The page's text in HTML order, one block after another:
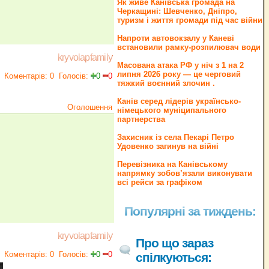
kryvolapfamily
Коментарів: 0 Голосів: 0 0
Оголошення
kryvolapfamily
Коментарів: 0 Голосів: 0 0
Як живе Канівська громада на
Черкащині: Шевченко, Дніпро,
туризм і життя громади під час війни
Напроти автовокзалу у Каневі
встановили рамку-розпилювач води
Масована атака РФ у ніч з 1 на 2
липня 2026 року — це черговий
тяжкий воєнний злочин .
Канів серед лідерів українсько-
німецького муніципального
партнерства
Захисник із села Пекарі Петро
Удовенко загинув на війні
Перевізника на Канівському
напрямку зобов’язали виконувати
всі рейси за графіком
Популярні за тиждень:
Про що зараз
спілкуються: